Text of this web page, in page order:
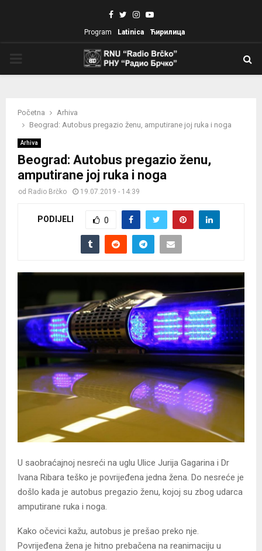
Facebook
TwitterInstagram
Youtube
Program Latinica Ћирилица
Početna
Arhiva
Beograd: Autobus pregazio ženu, amputirane joj ruka i noga
Arhiva
Beograd: Autobus pregazio ženu,
amputirane joj ruka i noga
od Radio Brčko 19.07.2019 - 14:39
PODIJELI 0
U saobraćajnoj nesreći na uglu Ulice Jurija Gagarina i Dr
Ivana Ribara teško je povrijeđena jedna žena. Do nesreće je
došlo kada je autobus pregazio ženu, kojoj su zbog udarca
amputirane ruka i noga.
Kako očevici kažu, autobus je prešao preko nje.
Povrijeđena žena je hitno prebačena na reanimaciju u